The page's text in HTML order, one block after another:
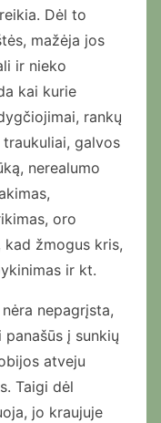
Dėl to
mažėja jos
ir nieko
kai kurie
rankų
galvos
nerealumo
oro
kad žmogus kris,
ir kt.
nepagrįsta,
į sunkių
atveju
Taigi dėl
jo kraujuje